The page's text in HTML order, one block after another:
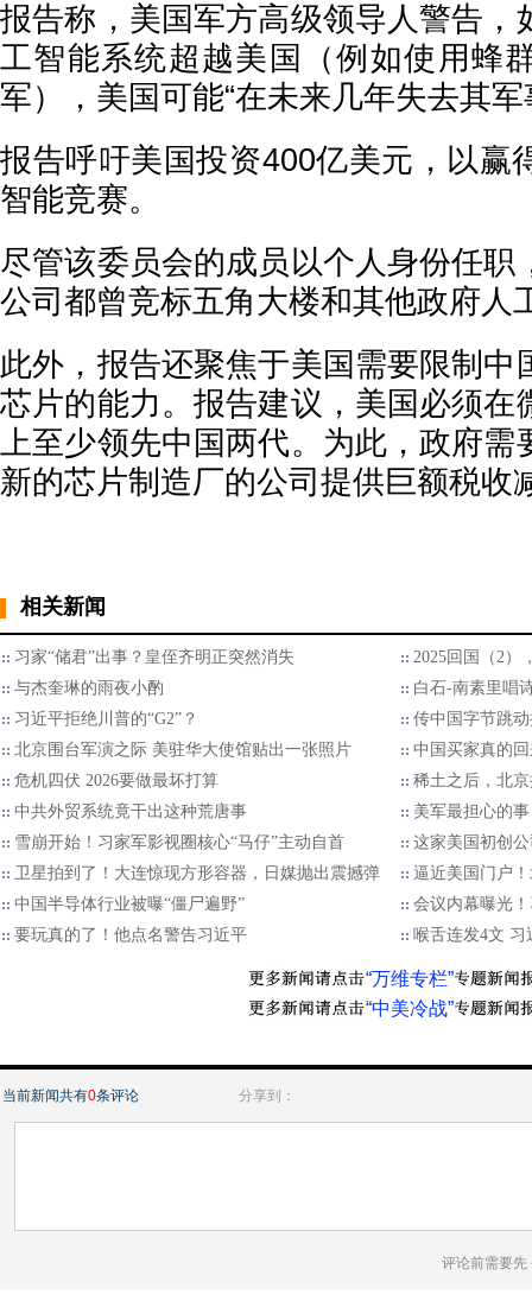
报告称，美国军方高级领导人警告，
工智能系统超越美国（例如使用蜂
军），美国可能“在未来几年失去其军
报告呼吁美国投资400亿美元，以赢
智能竞赛。
尽管该委员会的成员以个人身份任职
公司都曾竞标五角大楼和其他政府人
此外，报告还聚焦于美国需要限制中
芯片的能力。报告建议，美国必须在
上至少领先中国两代。为此，政府需
新的芯片制造厂的公司提供巨额税收
相关新闻
习家“储君”出事？皇侄齐明正突然消失
2025回国（2）
与杰奎琳的雨夜小酌
白石-南素里唱
习近平拒绝川普的“G2”？
传中国字节跳
北京围台军演之际 美驻华大使馆贴出一张照片
中国买家真的
危机四伏 2026要做最坏打算
稀土之后，北
中共外贸系统竟干出这种荒唐事
美军最担心的
雪崩开始！习家军影视圈核心“马仔”主动自首
这家美国初创
卫星拍到了！大连惊现方形容器，日媒抛出震撼弹
逼近美国门户
中国半导体行业被曝“僵尸遍野”
会议内幕曝光
要玩真的了！他点名警告习近平
喉舌连发4文 习
“万维专栏”
“中美冷战”
当前新闻共有0条评论 分享到：
评论前需要先